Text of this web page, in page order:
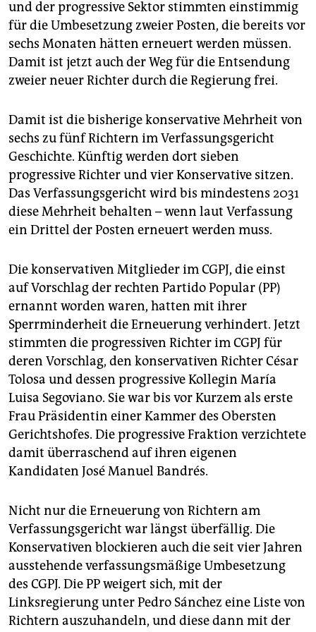
epaper login
und der progressive Sektor stimmten einstimmig
für die Umbesetzung zweier Posten, die bereits vor
sechs Monaten hätten erneuert werden müssen.
Damit ist jetzt auch der Weg für die Entsendung
zweier neuer Richter durch die Regierung frei.
Damit ist die bisherige konservative Mehrheit von
sechs zu fünf Richtern im Verfassungsgericht
Geschichte. Künftig werden dort sieben
progressive Richter und vier Konservative sitzen.
Das Verfassungsgericht wird bis mindestens 2031
diese Mehrheit behalten – wenn laut Verfassung
ein Drittel der Posten erneuert werden muss.
Die konservativen Mitglieder im CGPJ, die einst
auf Vorschlag der rechten Partido Popular (PP)
ernannt worden waren, hatten mit ihrer
Sperrminderheit die Erneuerung verhindert. Jetzt
stimmten die progressiven Richter im CGPJ für
deren Vorschlag, den konservativen Richter César
Tolosa und dessen progressive Kollegin María
Luisa Segoviano. Sie war bis vor Kurzem als erste
Frau Präsidentin einer Kammer des Obersten
Gerichtshofes. Die progressive Fraktion verzichtete
damit überraschend auf ihren eigenen
Kandidaten José Manuel Bandrés.
Nicht nur die Erneuerung von Richtern am
Verfassungsgericht war längst überfällig. Die
Konservativen blockieren auch die seit vier Jahren
ausstehende verfassungsmäßige Umbesetzung
des CGPJ. Die PP weigert sich, mit der
Linksregierung unter Pedro Sánchez eine Liste von
Richtern auszuhandeln, und diese dann mit der